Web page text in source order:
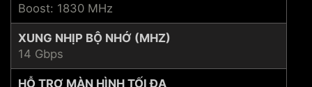
Boost: 1830 MHz
XUNG NHỊP BỘ NHỚ (MHZ)
14 Gbps
HỖ TRỢ MÀN HÌNH TỐI ĐA